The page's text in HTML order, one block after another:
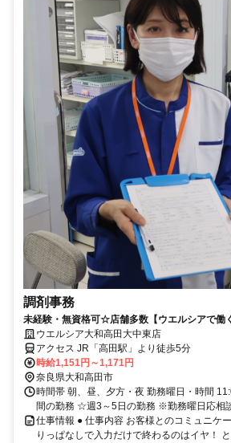
調剤事務
未経験・無資格可☆店舗多数【ウエルシアで働
ストアの調剤事務
ウエルシア大和高田大中東店
アクセス JR「高田駅」より徒歩5分
時給1,151円～1,171円
奈良県大和高田市
時間帯 朝、昼、夕方・夜 勤務曜日・時間
間の勤務 ☆週3～5日の勤務 ※勤務曜日応相
仕事情報 ● 仕事内容 お客様とのコミュニケ
りっぱなしで入力だけで終わるのはイヤ！